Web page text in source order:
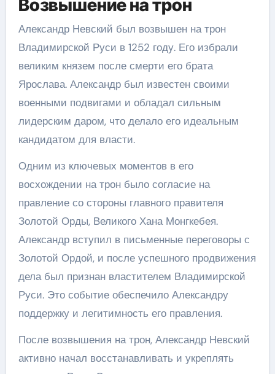
Возвышение на трон
Александр Невский был возвышен на трон
Владимирской Руси в 1252 году. Его избрали
великим князем после смерти его брата
Ярослава. Александр был известен своими
военными подвигами и обладал сильным
лидерским даром, что делало его идеальным
кандидатом для власти.
Одним из ключевых моментов в его
восхождении на трон было согласие на
правление со стороны главного правителя
Золотой Орды, Великого Хана Монгкебея.
Александр вступил в письменные переговоры с
Золотой Ордой, и после успешного продвижения
дела был признан властителем Владимирской
Руси. Это событие обеспечило Александру
поддержку и легитимность его правления.
После возвышения на трон, Александр Невский
активно начал восстанавливать и укреплять